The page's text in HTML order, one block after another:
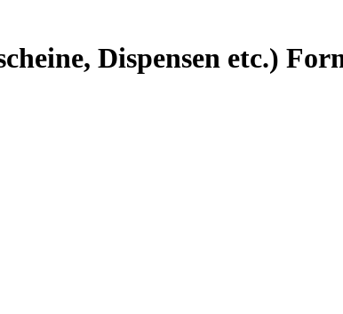
Dispensen etc.)